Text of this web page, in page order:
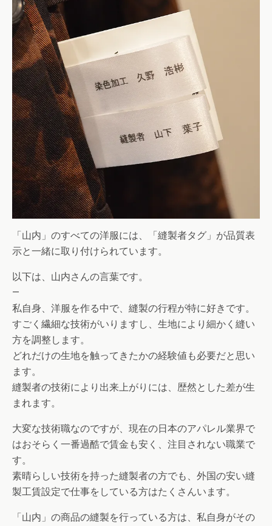
「山内」のすべての洋服には、「縫製者タグ」が品質表
示と一緒に取り付けられています。
以下は、山内さんの言葉です。
—
私自身、洋服を作る中で、縫製の行程が特に好きです。
すごく繊細な技術がいりますし、生地により細かく縫い
方を調整します。
どれだけの生地を触ってきたかの経験値も必要だと思い
ます。
縫製者の技術により出来上がりには、歴然とした差が生
まれます。
大変な技術職なのですが、現在の日本のアパレル業界で
はおそらく一番過酷で賃金も安く、注目されない職業で
す。
素晴らしい技術を持った縫製者の方でも、外国の安い縫
製工賃設定で仕事をしている方はたくさんいます。
「山内」の商品の縫製を行っている方は、私自身がその